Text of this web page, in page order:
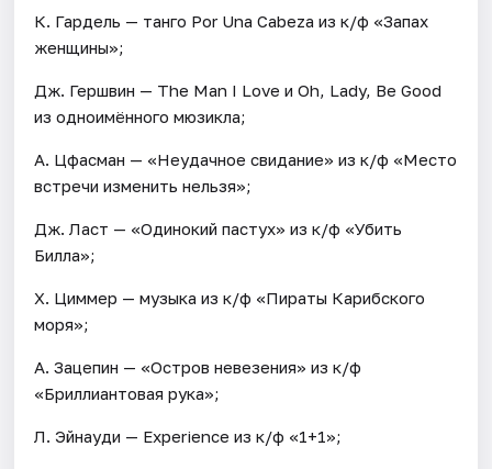
К. Гардель — танго Por Una Cabeza из к/ф «Запах
женщины»;
Дж. Гершвин — The Man I Love и Oh, Lady, Be Good
из одноимённого мюзикла;
А. Цфасман — «Неудачное свидание» из к/ф «Место
встречи изменить нельзя»;
Дж. Ласт — «Одинокий пастух» из к/ф «Убить
Билла»;
Х. Циммер — музыка из к/ф «Пираты Карибского
моря»;
А. Зацепин — «Остров невезения» из к/ф
«Бриллиантовая рука»;
Л. Эйнауди — Experience из к/ф «1+1»;